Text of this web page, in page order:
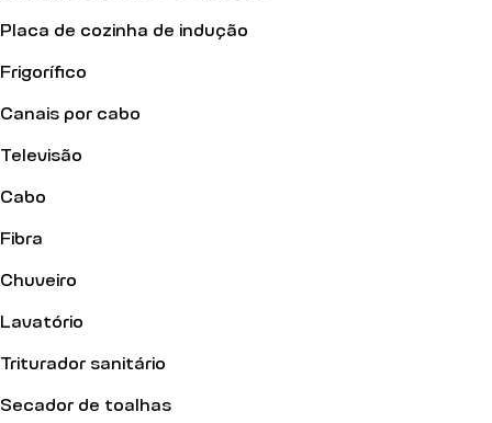
Placa de cozinha de indução
Frigorífico
Canais por cabo
Televisão
Cabo
Fibra
Chuveiro
Lavatório
Triturador sanitário
Secador de toalhas